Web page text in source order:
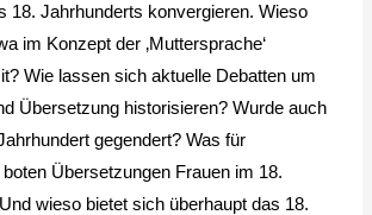
18. Jahrhunderts konvergieren. Wieso
im Konzept der ‚Muttersprache‘
Wie lassen sich aktuelle Debatten um
Übersetzung historisieren? Wurde auch
gegendert? Was für
Übersetzungen Frauen im 18.
wieso bietet sich überhaupt das 18.